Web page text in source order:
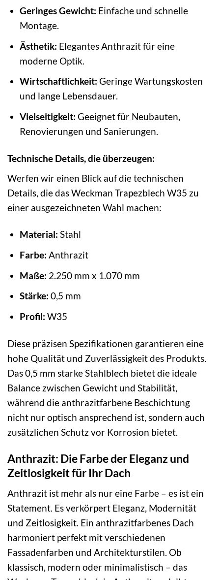
Geringes Gewicht: Einfache und schnelle
Montage.
Ästhetik: Elegantes Anthrazit für eine
moderne Optik.
Wirtschaftlichkeit: Geringe Wartungskosten
und lange Lebensdauer.
Vielseitigkeit: Geeignet für Neubauten,
Renovierungen und Sanierungen.
Technische Details, die überzeugen:
Werfen wir einen Blick auf die technischen
Details, die das Weckman Trapezblech W35 zu
einer ausgezeichneten Wahl machen:
Material: Stahl
Farbe: Anthrazit
Maße: 2.250 mm x 1.070 mm
Stärke: 0,5 mm
Profil: W35
Diese präzisen Spezifikationen garantieren eine
hohe Qualität und Zuverlässigkeit des Produkts.
Das 0,5 mm starke Stahlblech bietet die ideale
Balance zwischen Gewicht und Stabilität,
während die anthrazitfarbene Beschichtung
nicht nur optisch ansprechend ist, sondern auch
zusätzlichen Schutz vor Korrosion bietet.
Anthrazit: Die Farbe der Eleganz und
Zeitlosigkeit für Ihr Dach
Anthrazit ist mehr als nur eine Farbe – es ist ein
Statement. Es verkörpert Eleganz, Modernität
und Zeitlosigkeit. Ein anthrazitfarbenes Dach
harmoniert perfekt mit verschiedenen
Fassadenfarben und Architekturstilen. Ob
klassisch, modern oder minimalistisch – das